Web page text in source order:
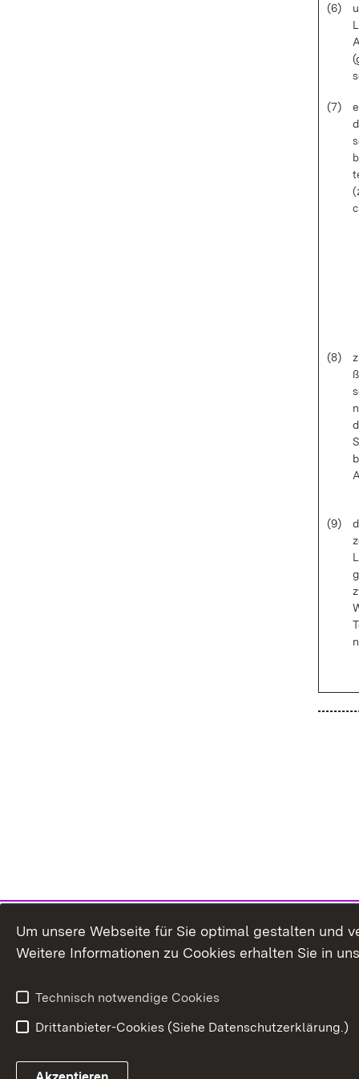
(6)
(7)
(8)
(9)
Um unsere Webseite für Sie optimal gestalten und
Weitere Informationen zu Cookies erhalten Sie in
Technisch notwendige Cookies
Drittanbieter-Cookies (Siehe Datenschutzerklärung.)